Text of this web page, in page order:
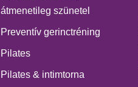
átmenetileg szünetel
Preventív gerinctréning
Pilates
Pilates & intimtorna